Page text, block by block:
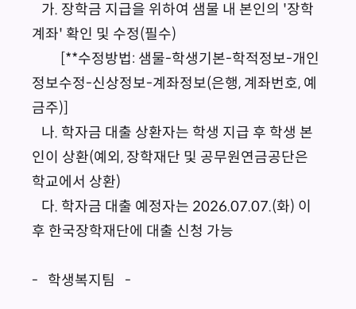
가. 장학금 지급을 위하여 샘물 내 본인의 '장학
계좌' 확인 및 수정(필수)
[**수정방법: 샘물-학생기본-학적정보-개인
정보수정-신상정보-계좌정보(은행, 계좌번호, 예
금주)]
나. 학자금 대출 상환자는 학생 지급 후 학생 본
인이 상환(예외, 장학재단 및 공무원연금공단은
학교에서 상환)
다. 학자금 대출 예정자는 2026.07.07.(화) 이
후 한국장학재단에 대출 신청 가능
- 학생복지팀 -